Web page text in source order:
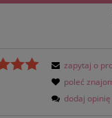
zapytaj o
poleć
dodaj opinię